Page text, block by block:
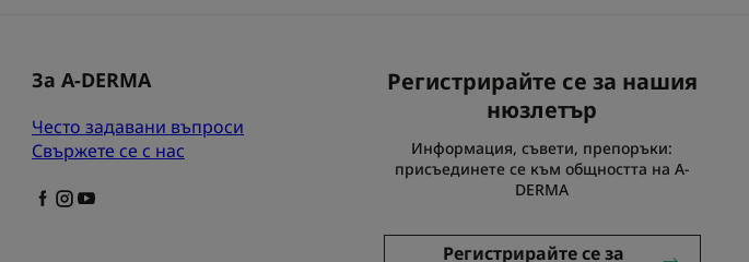
Абонирайте се за
бюлетина
Новини и съвети. Станете част от A-DERMA
Регистрирайте се за нашия
нюзлетър
Информация, съвети, препоръки:
присъединете се към общността на A-
DERMA
Регистрирайте се за
За A-DERMA
Често задавани въпроси
Свържете се с нас